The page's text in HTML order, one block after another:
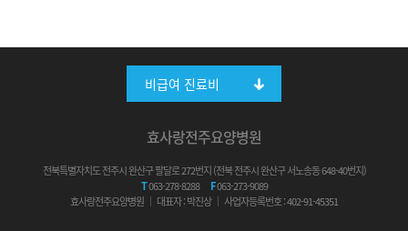
비급여 진료비
효사랑전주요양병원
전북특별자치도 전주시 완산구 팔달로 272번지 (전북 전주시 완산구 서노송동 648-40번지)
T063-278-8288 F063-273-9089
효사랑전주요양병원 ｜ 대표자 : 박진상 ｜ 사업자등록번호 : 402-91-45351